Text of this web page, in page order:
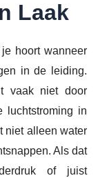
Laak
hoort wanneer
in de leiding.
vaak niet door
luchtstroming in
niet alleen water
Als dat
of juist